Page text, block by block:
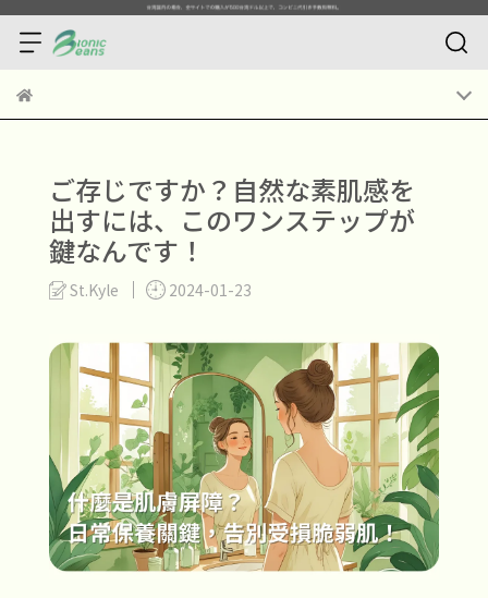
ご存じですか？自然な素肌感を
出すには、このワンステップが
鍵なんです！
St.Kyle 2024-01-23